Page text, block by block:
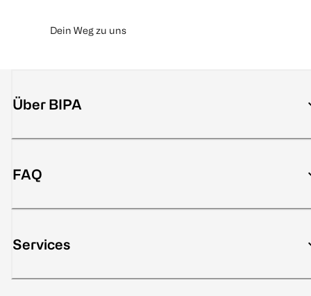
Dein Weg zu uns
Über BIPA
FAQ
Services